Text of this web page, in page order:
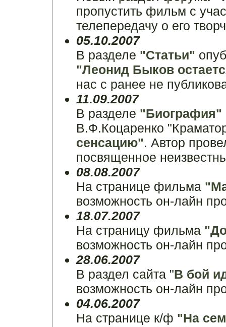
пропустить фильм с
телепередачу о его
05.10.2007
В разделе "Статьи"
"Леонид Быков
нас с ранее не
11.09.2007
В разделе "Биография"
В.Ф.Коцаренко
сенсацию". Автор
посвященное
08.08.2007
На странице фильма
возможность он-лайн
18.07.2007
На страницу фильма
возможность он-лайн
28.06.2007
В раздел сайта "В бой
возможность он-лайн
04.06.2007
На странице к/ф "На